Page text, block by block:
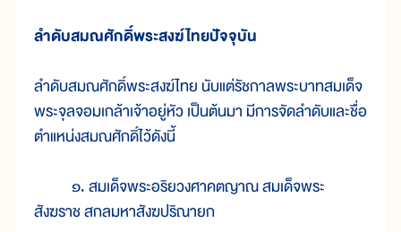
ลำดับสมณศักดิ์พระสงฆ์ไทยปัจจุบัน
ลำดับสมณศักดิ์พระสงฆ์ไทย นับแต่รัชกาลพระบาทสมเด็จ
พระจุลจอมเกล้าเจ้าอยู่หัว เป็นต้นมา มีการจัดลำดับและชื่อ
ตำแหน่งสมณศักดิ์ไว้ดังนี้
๑. สมเด็จพระอริยวงศาคตญาณ สมเด็จพระ
สังฆราช สกลมหาสังฆปริณายก